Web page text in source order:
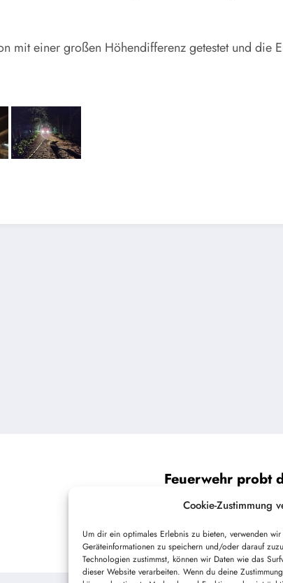
Cookie-Zustimmung
Um dir ein optimales Erlebnis zu bieten, verwenden
Geräteinformationen zu speichern und/oder darauf
Technologien zustimmst, können wir Daten wie das
dieser Website verarbeiten. Wenn du deine
mit einer großen Höhendifferenz getestet und die
Feuerwehr probt